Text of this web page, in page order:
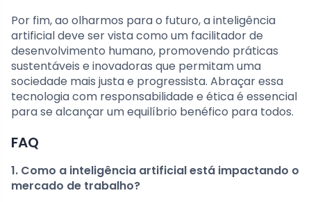
Por fim, ao olharmos para o futuro, a inteligência
artificial deve ser vista como um facilitador de
desenvolvimento humano, promovendo práticas
sustentáveis e inovadoras que permitam uma
sociedade mais justa e progressista. Abraçar essa
tecnologia com responsabilidade e ética é essencial
para se alcançar um equilíbrio benéfico para todos.
FAQ
1. Como a inteligência artificial está impactando o
mercado de trabalho?